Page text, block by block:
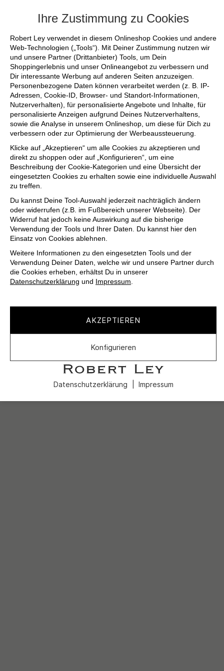
Ihre Zustimmung zu Cookies
Robert Ley verwendet in diesem Onlineshop Cookies und andere
Web-Technologien („Tools“). Mit Deiner Zustimmung nutzen wir
und unsere Partner (Drittanbieter) Tools, um Dein
Shoppingerlebnis und unser Onlineangebot zu verbessern und
Dir interessante Werbung auf anderen Seiten anzuzeigen.
Personenbezogene Daten können verarbeitet werden (z. B. IP-
Adressen, Cookie-ID, Browser- und Standort-Informationen,
Nutzerverhalten), für personalisierte Angebote und Inhalte, für
personalisierte Anzeigen aufgrund Deines Nutzerverhaltens,
sowie die Analyse in unserem Onlineshop, um diese für Dich zu
verbessern oder zur Optimierung der Werbeaussteuerung.
Klicke auf „Akzeptieren“ um alle Cookies zu akzeptieren und
direkt zu shoppen oder auf „Konfigurieren“, um eine
Beschreibung der Cookie-Kategorien und eine Übersicht der
eingesetzten Cookies zu erhalten sowie eine individuelle Auswahl
zu treffen.
Du kannst Deine Tool-Auswahl jederzeit nachträglich ändern
oder widerrufen (z.B. im Fußbereich unserer Webseite). Der
Widerruf hat jedoch keine Auswirkung auf die bisherige
Verwendung der Tools und Ihrer Daten. Du kannst hier den
Einsatz von Cookies ablehnen.
Weitere Informationen zu den eingesetzten Tools und der
Verwendung Deiner Daten, welche wir und unsere Partner durch
die Cookies erheben, erhältst Du in unserer
Datenschutzerklärung und Impressum.
AKZEPTIEREN
Konfigurieren
Datenschutzerklärung Impressum